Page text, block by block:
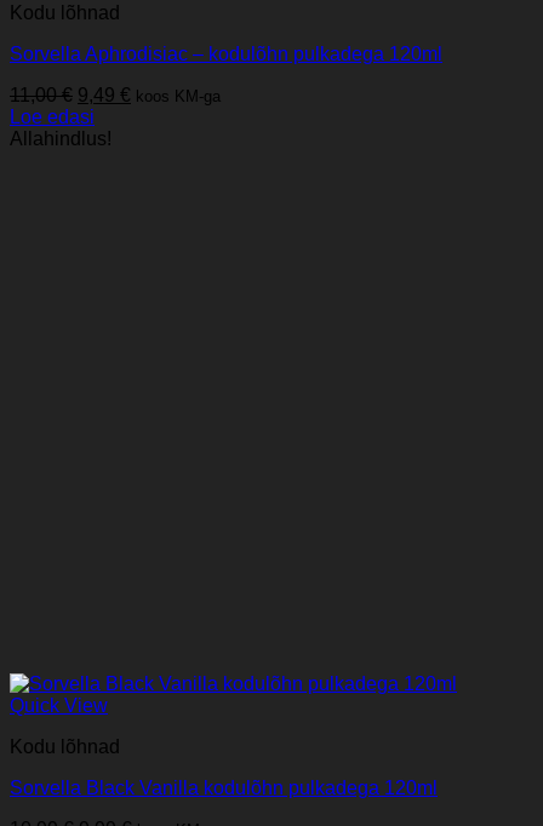
Kodu lõhnad
Sorvella Aphrodisiac – kodulõhn pulkadega 120ml
11,00€ Algne
hind
oli:
9,49 € Praegune
koos KM-ga
Loe edasi
Allahindlus!
Quick View
Kodu lõhnad
Sorvella Black Vanilla kodulõhn pulkadega 120ml